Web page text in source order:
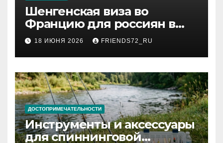
Шенгенская виза во
Францию для россиян в
2026 году: сроки от 3 дней
и список необходимых
документов
18 ИЮНЯ 2026 FRIENDS72_RU
ДОСТОПРИМЕЧАТЕЛЬНОСТИ
Инструменты и аксессуары
для спиннинговой